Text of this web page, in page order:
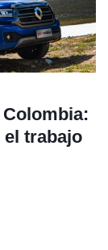
Colombia:
el trabajo